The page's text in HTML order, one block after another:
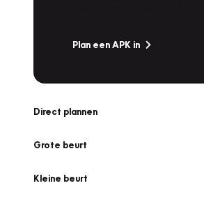
Plan een APK in
Direct plannen
Grote beurt
Kleine beurt